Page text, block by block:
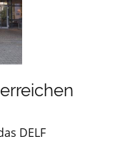
DELF